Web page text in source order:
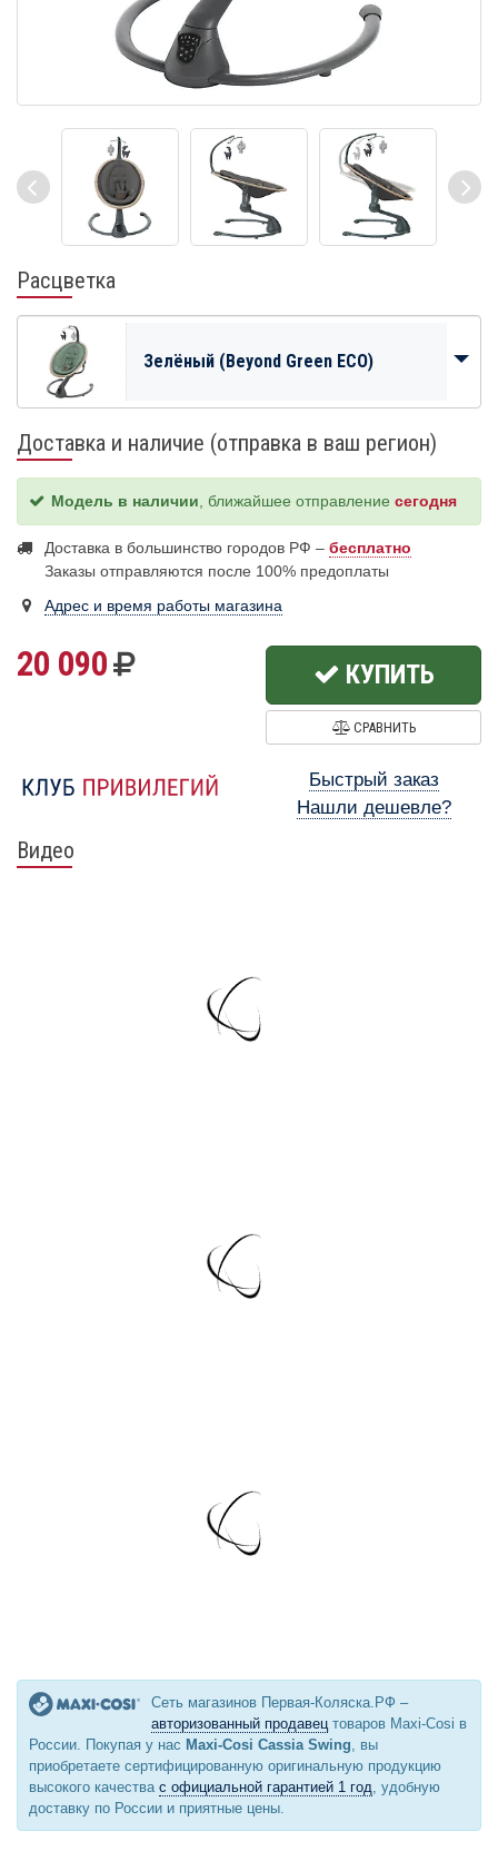
Расцветка
Зелёный (Beyond Green ECO)
Доставка и наличие (отправка в ваш регион)
Модель в наличии , ближайшее отправление сегодня
Доставка в большинство городов РФ – бесплатно
Заказы отправляются после 100% предоплаты
Адрес и время работы магазина
20 090 КУПИТЬ
СРАВНИТЬ
Быстрый заказ
Нашли дешевле?
Видео
Сеть магазинов Первая-Коляска.РФ –
авторизованный продавецтоваров Maxi-Cosi в
России. Покупая у нас Maxi-Cosi Cassia Swing, вы
приобретаете сертифицированную оригинальную продукцию
высокого качества с официальной гарантией 1 год, удобную
доставку по России и приятные цены.